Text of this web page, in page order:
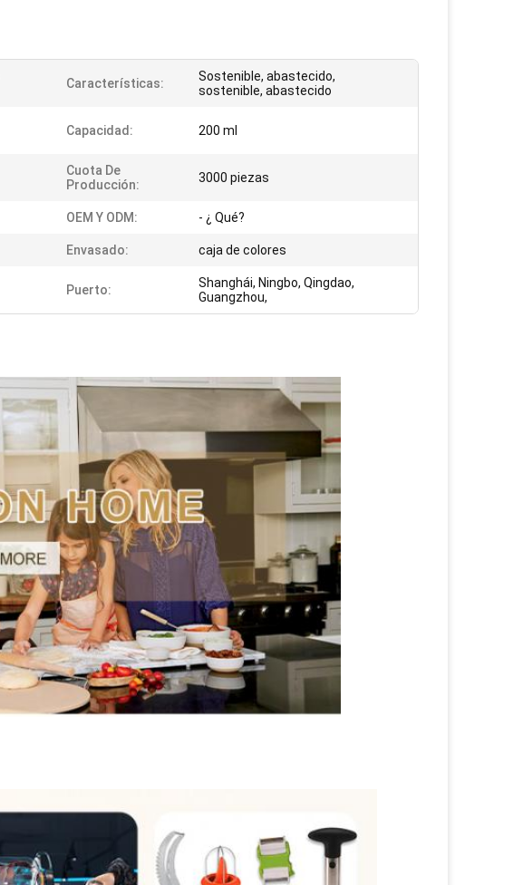
Características:
Sostenible, abastecido,
sostenible, abastecido
Capacidad: 200 ml
Cuota De
Producción:
3000 piezas
OEM Y ODM: - ¿ Qué?
Envasado: caja de colores
Puerto:
Shanghái, Ningbo, Qingdao,
Guangzhou,